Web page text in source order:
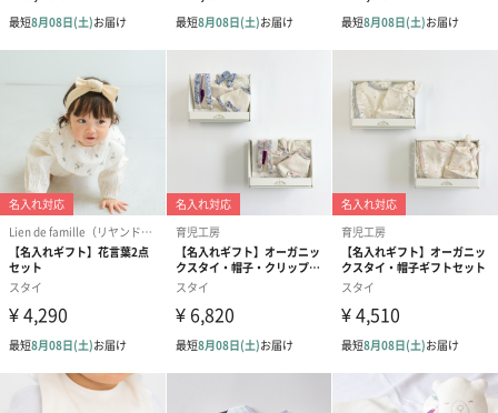
結婚祝い（御結婚御
祝）（110円）
出産祝い（御出産御
祝）（110円）
内祝い_蝶結
（110円）
出産祝いちょい足しギフト
出産祝いギフトへの＋αにおすすめです。お母様にもお子様にも嬉
しいギフトオプションをご用意いたしました。
商品と同梱してお届けいたします。